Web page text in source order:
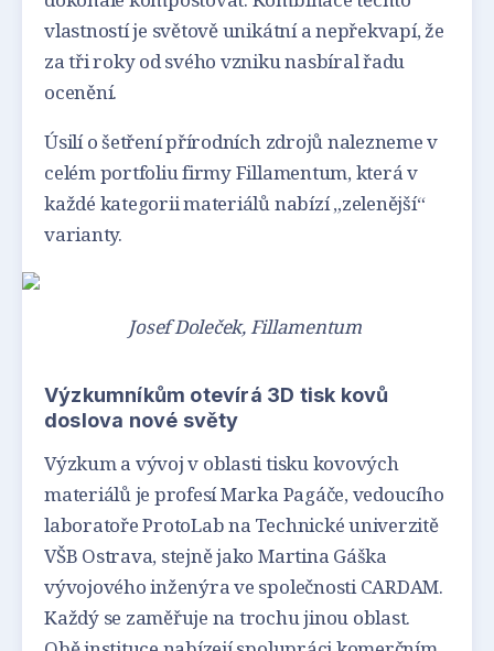
vlastností je světově unikátní a nepřekvapí, že
za tři roky od svého vzniku nasbíral řadu
ocenění.
Úsilí o šetření přírodních zdrojů nalezneme v
celém portfoliu firmy Fillamentum, která v
každé kategorii materiálů nabízí „zelenější“
varianty.
Josef Doleček, Fillamentum
Výzkumníkům otevírá 3D tisk kovů
doslova nové světy
Výzkum a vývoj v oblasti tisku kovových
materiálů je profesí Marka Pagáče, vedoucího
laboratoře ProtoLab na Technické univerzitě
VŠB Ostrava, stejně jako Martina Gáška
vývojového inženýra ve společnosti CARDAM.
Každý se zaměřuje na trochu jinou oblast.